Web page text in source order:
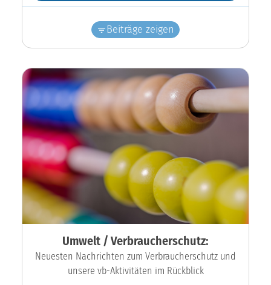
Beiträge zeigen
Umwelt / Verbraucherschutz:
Neuesten Nachrichten zum Verbraucherschutz und
unsere vb-Aktivitäten im Rückblick